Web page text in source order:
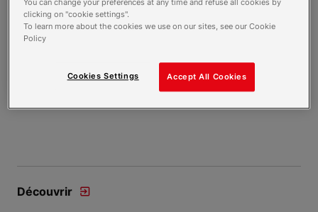
Découvrir
You can change your preferences at any time and refuse all cookies by
clicking on "cookie settings".
To learn more about the cookies we use on our sites, see our Cookie
Policy
Accept All Cookies
Cookies Settings